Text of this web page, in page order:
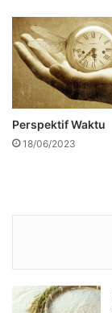
Perspektif Waktu
18/06/2023